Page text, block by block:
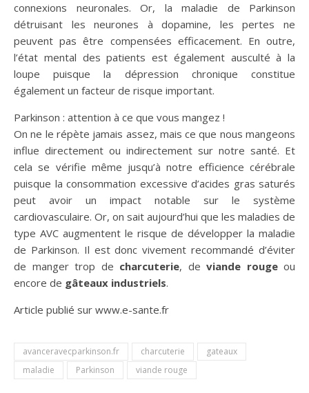
connexions neuronales. Or, la maladie de Parkinson
détruisant les neurones à dopamine, les pertes ne
peuvent pas être compensées efficacement. En outre,
l’état mental des patients est également ausculté à la
loupe puisque la dépression chronique constitue
également un facteur de risque important.
Parkinson : attention à ce que vous mangez !
On ne le répète jamais assez, mais ce que nous mangeons
influe directement ou indirectement sur notre santé. Et
cela se vérifie même jusqu’à notre efficience cérébrale
puisque la consommation excessive d’acides gras saturés
peut avoir un impact notable sur le système
cardiovasculaire. Or, on sait aujourd’hui que les maladies de
type AVC augmentent le risque de développer la maladie
de Parkinson. Il est donc vivement recommandé d’éviter
de manger trop de charcuterie, de viande rougeou
encore de gâteaux industriels.
Article publié sur www.e-sante.fr
avanceravecparkinson.fr charcuterie
gateaux
maladie
Parkinson viande rouge